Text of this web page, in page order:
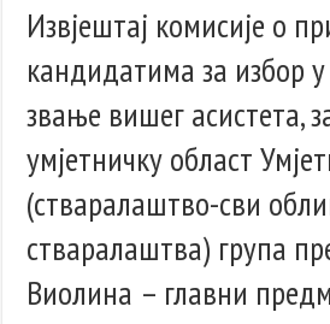
Извјештај комисије о
кандидатима за избор
звање вишег асистета,
умјетничку област
(стваралаштво-сви
стваралаштва) група
Виолина – главни